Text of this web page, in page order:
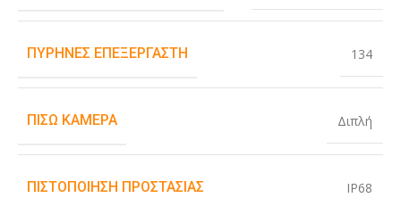
ΠΥΡΉΝΕΣ ΕΠΕΞΕΡΓΑΣΤΉ 134
ΠΊΣΩ ΚΆΜΕΡΑ Διπλή
ΠΙΣΤΟΠΟΊΗΣΗ ΠΡΟΣΤΑΣΊΑΣ IP68